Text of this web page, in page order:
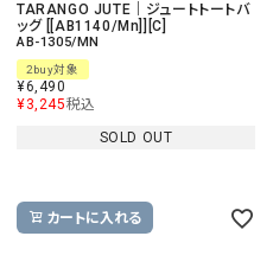
TARANGO JUTE｜ジュートトートバ
ッグ [[AB1140/Mn]][C]
AB-1305/MN
2buy対象
¥6,490
¥3,245税込
SOLD OUT
カートに入れる